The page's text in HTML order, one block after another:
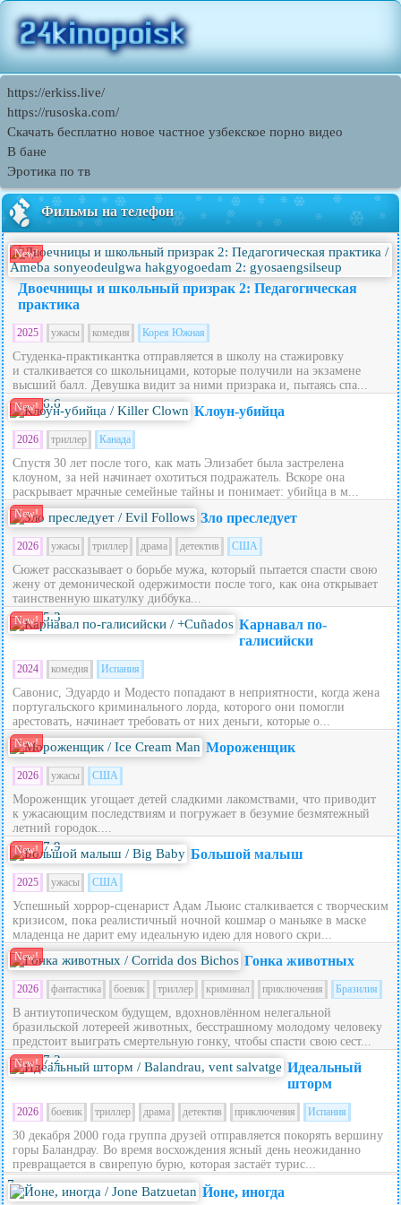
https://erkiss.live/
https://rusoska.com/
Скачать бесплатно новое частное узбекское порно видео
В бане
Эротика по тв
Фильмы на телефон
New!
Двоечницы и школьный призрак 2: Педагогическая
практика
2025 ужасы комедия Корея Южная
Студенка-практикантка отправляется в школу на стажировку
и сталкивается со школьницами, которые получили на экзамене
высший балл. Девушка видит за ними призрака и, пытаясь спа...
New! 6.6 Клоун-убийца
2026 триллер Канада
Спустя 30 лет после того, как мать Элизабет была застрелена
клоуном, за ней начинает охотиться подражатель. Вскоре она
раскрывает мрачные семейные тайны и понимает: убийца в м...
New! Зло преследует
2026 ужасы триллер драма детектив США
Сюжет рассказывает о борьбе мужа, который пытается спасти свою
жену от демонической одержимости после того, как она открывает
таинственную шкатулку диббука...
New! 5.3
Карнавал по-
галисийски
2024 комедия Испания
Савонис, Эдуардо и Модесто попадают в неприятности, когда жена
португальского криминального лорда, которого они помогли
арестовать, начинает требовать от них деньги, которые о...
New! Мороженщик
2026 ужасы США
Мороженщик угощает детей сладкими лакомствами, что приводит
к ужасающим последствиям и погружает в безумие безмятежный
летний городок....
New! 7.9 Большой малыш
2025 ужасы США
Успешный хоррор-сценарист Адам Льюис сталкивается с творческим
кризисом, пока реалистичный ночной кошмар о маньяке в маске
младенца не дарит ему идеальную идею для нового скри...
New! Гонка животных
2026 фантастика боевик триллер криминал приключения Бразилия
В антиутопическом будущем, вдохновлённом нелегальной
бразильской лотереей животных, бесстрашному молодому человеку
предстоит выиграть смертельную гонку, чтобы спасти свою сест...
New! 7.2
Идеальный
шторм
2026 боевик триллер драма детектив приключения Испания
30 декабря 2000 года группа друзей отправляется покорять вершину
горы Баландрау. Во время восхождения ясный день неожиданно
превращается в свирепую бурю, которая застаёт турис...
7 Йоне, иногда